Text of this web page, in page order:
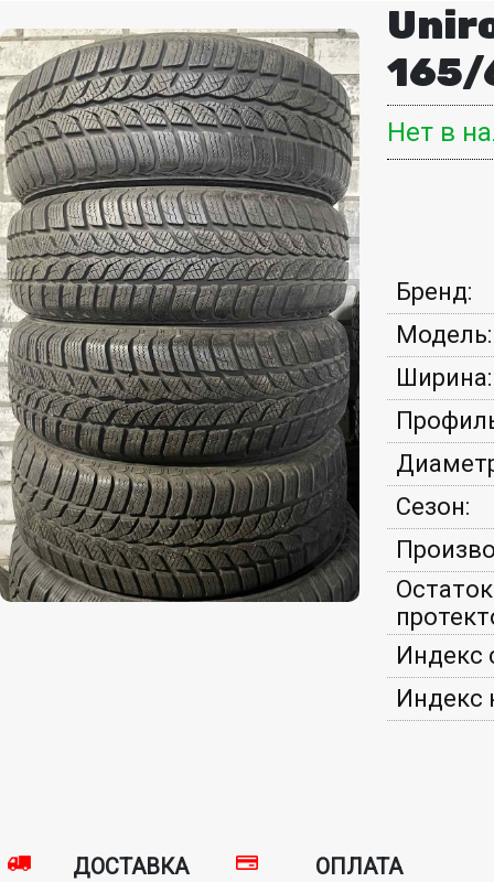
165/
Нет в
Бренд:
Модель:
Ширина:
Сезон:
Остаток
Индекс
Индекс
ДОСТАВКА
ОПЛАТА